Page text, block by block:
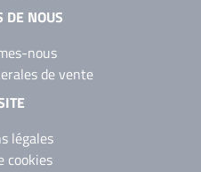
DE NOUS
nous
de vente
légales
cookies